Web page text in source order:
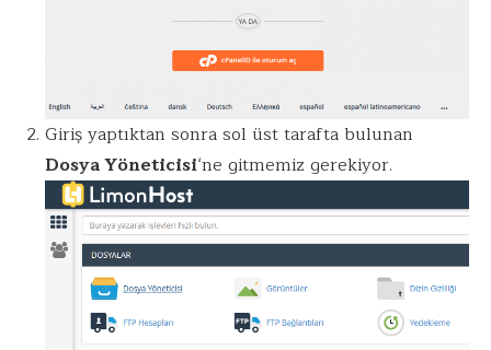
Giriş yaptıktan sonra sol üst tarafta bulunan
Dosya Yöneticisi‘ne gitmemiz gerekiyor.